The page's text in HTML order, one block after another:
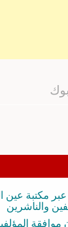
مكتبة عين
والناشرين
موافقة